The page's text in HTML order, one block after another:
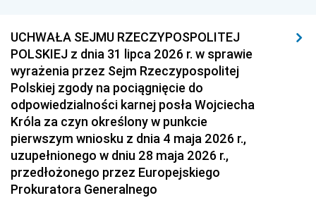
UCHWAŁA SEJMU RZECZYPOSPOLITEJ
POLSKIEJ z dnia 31 lipca 2026 r. w sprawie
wyrażenia przez Sejm Rzeczypospolitej
Polskiej zgody na pociągnięcie do
odpowiedzialności karnej posła Wojciecha
Króla za czyn określony w punkcie
pierwszym wniosku z dnia 4 maja 2026 r.,
uzupełnionego w dniu 28 maja 2026 r.,
przedłożonego przez Europejskiego
Prokuratora Generalnego